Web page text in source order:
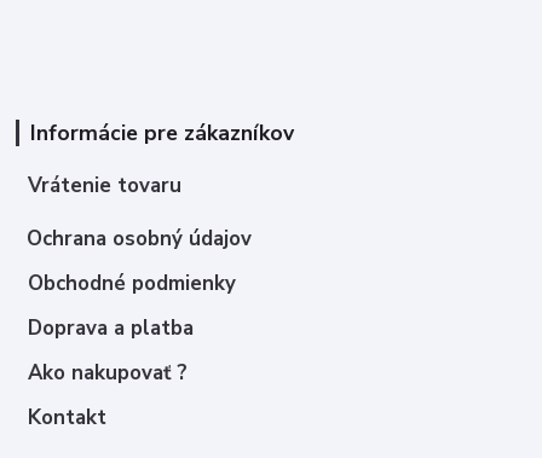
Informácie pre zákazníkov
Vrátenie tovaru
Ochrana osobný údajov
Obchodné podmienky
Doprava a platba
Ako nakupovať ?
Kontakt